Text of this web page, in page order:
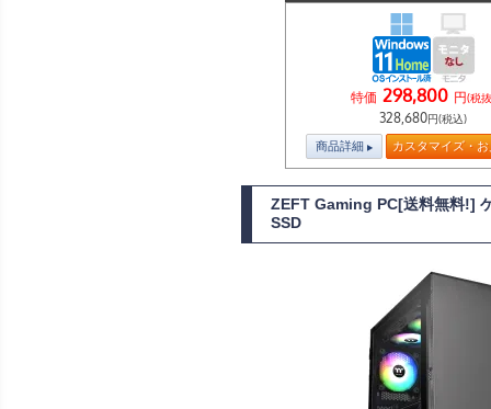
特価 298,800 円(税
328,680円(税込)
商品詳細 カスタマイズ・
ZEFT Gaming PC[送料無料!]
SSD